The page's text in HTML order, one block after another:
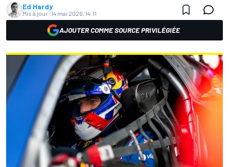
Ed Hardy
Mis à jour: 14 mai 2026, 14:11
AJOUTER COMME SOURCE PRIVILÉGIÉE